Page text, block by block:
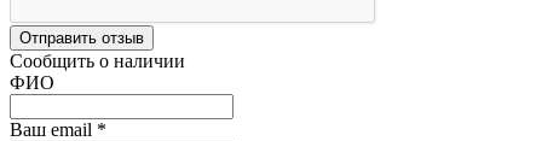
Отправить отзыв
Сообщить о наличии
ФИО
Ваш email *